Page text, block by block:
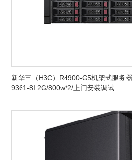
新华三（H3C）R4900-G5机架式服务
9361-8I 2G/800w*2/上门安装调试